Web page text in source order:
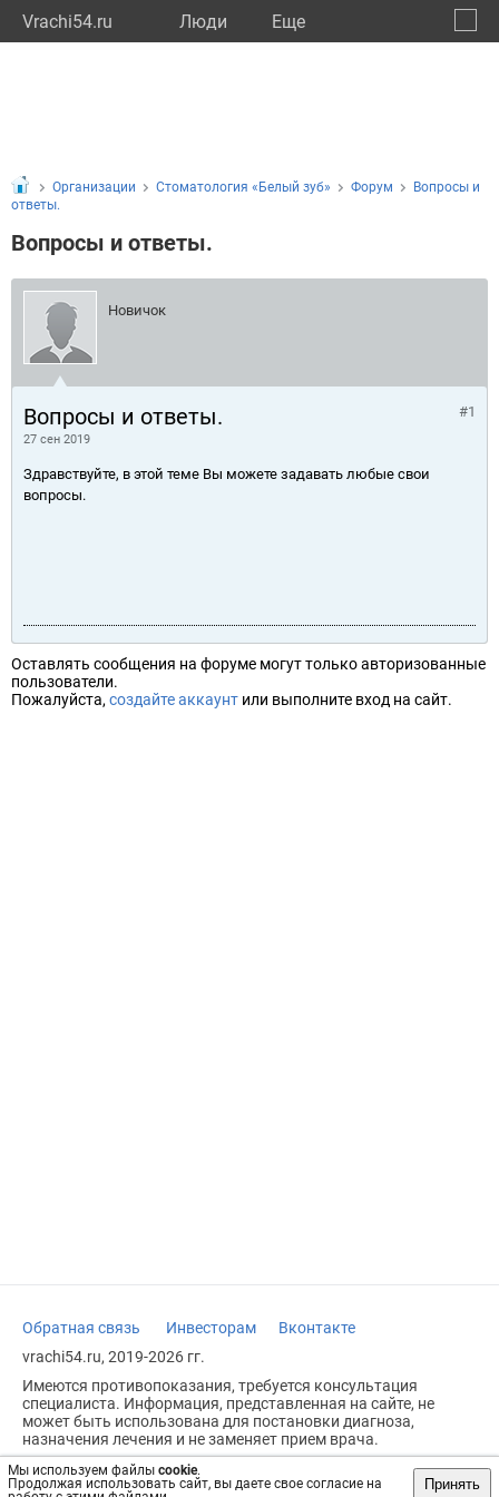
Vrachi54.ru Люди Eще
Мы используем файлы cookie.
Продолжая использовать сайт, вы даете свое согласие на
Принять
Организации Стоматология «Белый зуб» Форум
Вопросы и
ответы.
Вопросы и ответы.
Новичок
Вопросы и ответы.
27 сен 2019
#1
Здравствуйте, в этой теме Вы можете задавать любые свои
вопросы.
Оставлять сообщения на форуме могут только авторизованные
пользователи.
Пожалуйста, создайте аккаунт или выполните вход на сайт.
Обратная связь Инвесторам
Вконтакте
vrachi54.ru, 2019-2026 гг.
Имеются противопоказания, требуется консультация
специалиста. Информация, представленная на сайте, не
может быть использована для постановки диагноза,
назначения лечения и не заменяет прием врача.
Возрастное ограничение: 18+